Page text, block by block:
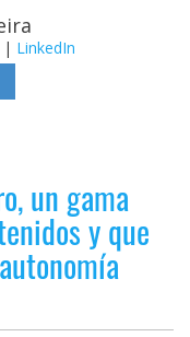
| LinkedIn
un gama
y que